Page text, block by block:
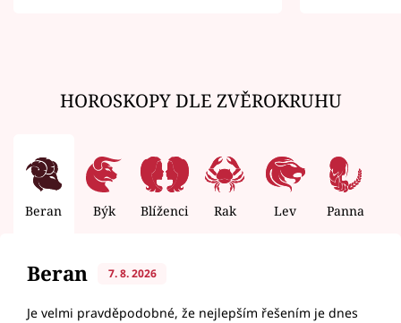
HOROSKOPY DLE ZVĚROKRUHU
Beran Býk Blíženci Rak Lev Panna
Beran 7. 8. 2026
Je velmi pravděpodobné, že nejlepším řešením je dnes